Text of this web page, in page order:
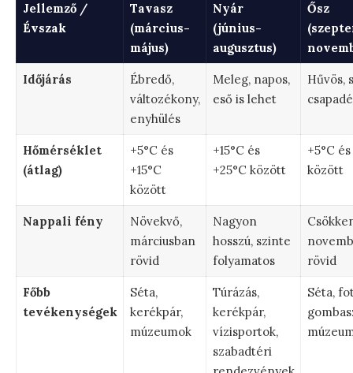
Jellemző /
Évszak
Tavasz
(március-
május)
Nyár
(június-
augusztus)
Ősz
Időjárás
Ébredő,
változékony,
enyhülés
Meleg, napos,
eső is lehet
Hűvös,
Hőmérséklet
(átlag)
+5°C és
+15°C
között
+15°C és
+25°C között
+5°C és
között
Nappali fény
Növekvő,
márciusban
rövid
Nagyon
hosszú, szinte
folyamatos
rövid
Főbb
tevékenységek
Séta,
kerékpár,
múzeumok
Túrázás,
kerékpár,
vízisportok,
szabadtéri
Séta,